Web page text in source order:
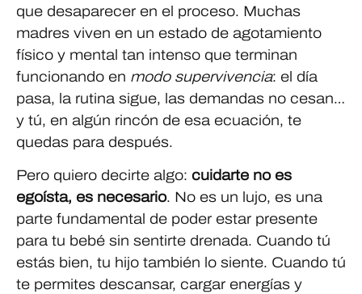
que desaparecer en el proceso. Muchas
madres viven en un estado de agotamiento
físico y mental tan intenso que terminan
funcionando en modo supervivencia: el día
pasa, la rutina sigue, las demandas no cesan…
y tú, en algún rincón de esa ecuación, te
quedas para después.
Pero quiero decirte algo: cuidarte no es
egoísta, es necesario. No es un lujo, es una
parte fundamental de poder estar presente
para tu bebé sin sentirte drenada. Cuando tú
estás bien, tu hijo también lo siente. Cuando tú
te permites descansar, cargar energías y